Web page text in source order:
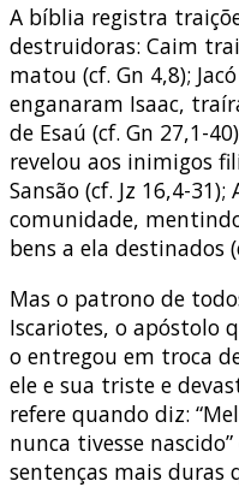
A bíblia registra
destruidoras: Caim
matou (cf. Gn 4,8);
enganaram Isaac,
de Esaú (cf. Gn 27,1-
revelou aos inimigos
Sansão (cf. Jz 16,4-
comunidade,
bens a ela destinados
Mas o patrono de
Iscariotes, o apóstolo
o entregou em troca
ele e sua triste e
refere quando diz:
nunca tivesse
sentenças mais duras